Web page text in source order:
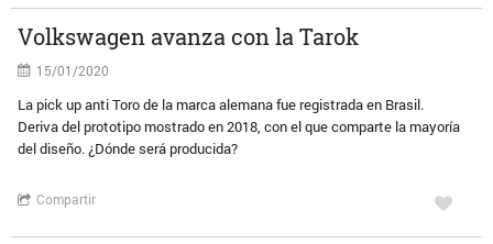
Volkswagen avanza con la Tarok
15/01/2020
La pick up anti Toro de la marca alemana fue registrada en Brasil.
Deriva del prototipo mostrado en 2018, con el que comparte la mayoría
del diseño. ¿Dónde será producida?
Compartir